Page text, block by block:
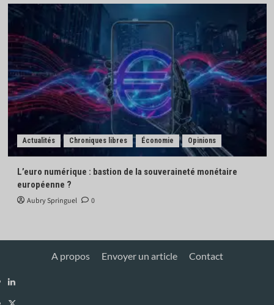
Actualités Chroniques libres Économie Opinions
L’euro numérique : bastion de la souveraineté monétaire
européenne ?
Aubry Springuel 0
A propos Envoyer un article Contact
Linkedin
X